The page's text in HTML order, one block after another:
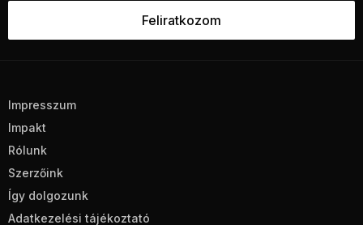
Impresszum
Impakt
Rólunk
Szerzőink
Így dolgozunk
Adatkezelési tájékoztató